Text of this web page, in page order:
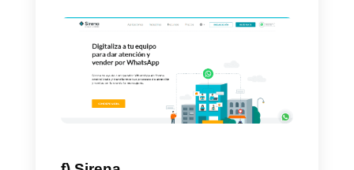
messaggistica istantanea.
Leadsales è uno degli strumenti